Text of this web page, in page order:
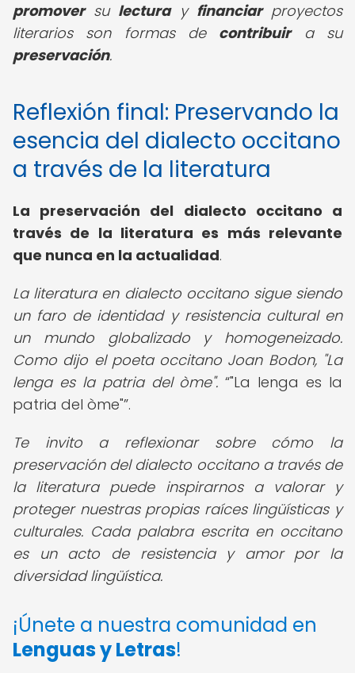
promoversu lecturay financiarproyectos
literarios son formas de contribuira su
preservación.
Reflexión final: Preservando la
esencia del dialecto occitano
a través de la literatura
La preservación del dialecto occitano a
través de la literatura es más relevante
que nunca en la actualidad.
La literatura en dialecto occitano sigue siendo
un faro de identidad y resistencia cultural en
un mundo globalizado y homogeneizado.
Como dijo el poeta occitano Joan Bodon, "La
lenga es la patria del òme".
"La lenga es la
patria del òme" .
Te invito a reflexionar sobre cómo la
preservación del dialecto occitano a través de
la literatura puede inspirarnos a valorar y
proteger nuestras propias raíces lingüísticas y
culturales. Cada palabra escrita en occitano
es un acto de resistencia y amor por la
diversidad lingüística.
¡Únete a nuestra comunidad en
Lenguas y Letras!